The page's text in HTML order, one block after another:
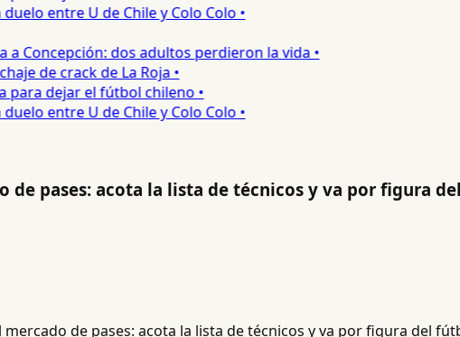
entre U de Chile y Colo Colo •
dos adultos perdieron la vida •
de crack de La Roja •
dejar el fútbol chileno •
entre U de Chile y Colo Colo •
de pases: acota la lista de técnicos y va por figura